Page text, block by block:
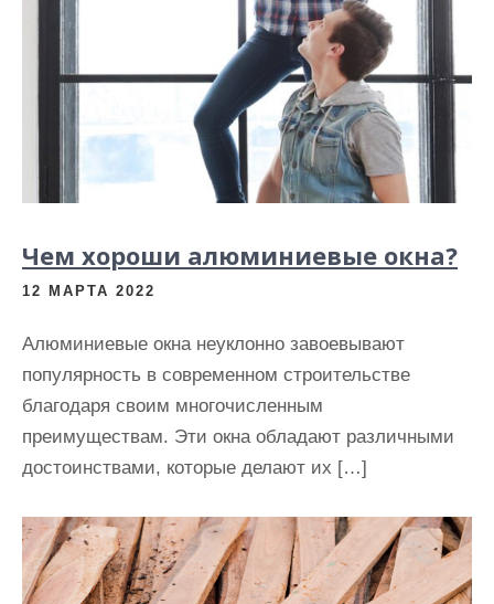
Чем хороши алюминиевые окна?
12 МАРТА 2022
Алюминиевые окна неуклонно завоевывают
популярность в современном строительстве
благодаря своим многочисленным
преимуществам. Эти окна обладают различными
достоинствами, которые делают их […]